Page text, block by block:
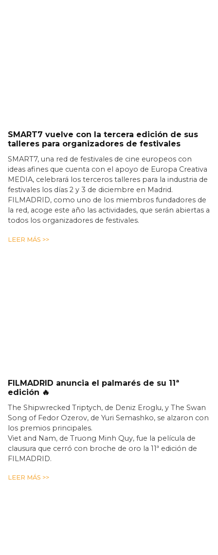
SMART7 vuelve con la tercera edición de sus
talleres para organizadores de festivales
SMART7, una red de festivales de cine europeos con
ideas afines que cuenta con el apoyo de Europa Creativa
MEDIA, celebrará los terceros talleres para la industria de
festivales los días 2 y 3 de diciembre en Madrid.
FILMADRID, como uno de los miembros fundadores de
la red, acoge este año las actividades, que serán abiertas a
todos los organizadores de festivales.
LEER MÁS >>
FILMADRID anuncia el palmarés de su 11ª
edición 🔥
The Shipwrecked Triptych, de Deniz Eroglu, y The Swan
Song of Fedor Ozerov, de Yuri Semashko, se alzaron con
los premios principales.
Viet and Nam, de Truong Minh Quy, fue la película de
clausura que cerró con broche de oro la 11ª edición de
FILMADRID.
LEER MÁS >>